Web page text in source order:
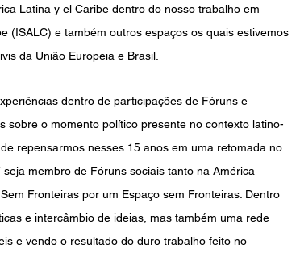
Latina y el Caribe dentro do nosso trabalho em
(ISALC) e também outros espaços os quais estivemos
da União Europeia e Brasil.
dentro de participações de Fóruns e
sobre o momento político presente no contexto latino-
repensarmos nesses 15 anos em uma retomada no
membro de Fóruns sociais tanto na América
Fronteiras por um Espaço sem Fronteiras. Dentro
e intercâmbio de ideias, mas também uma rede
e vendo o resultado do duro trabalho feito no